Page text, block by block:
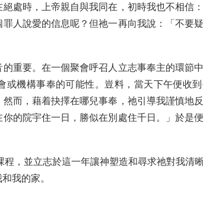
處時，上帝親自與我同在，初時我也不相信
人說愛的信息呢？但祂一再向我說：「不要
重要。在一個聚會呼召人立志事奉主的環節
或機構事奉的可能性。豈料，當天下午便收
而，藉着抉擇在哪兒事奉，祂引導我謹慎地
的院宇住一日，勝似在別處住千日。」於是
，並立志於這一年讓神塑造和尋求祂對我清
我的家。